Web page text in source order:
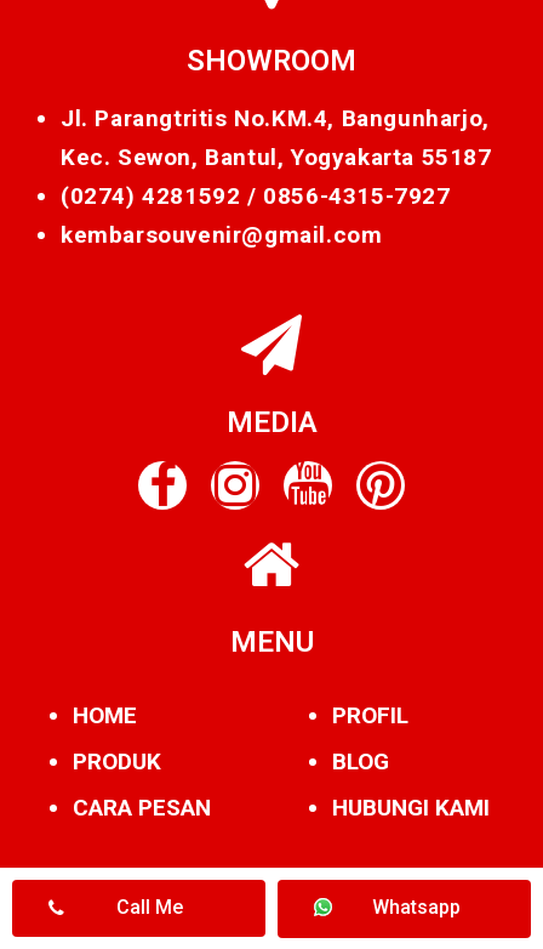
SHOWROOM
Jl. Parangtritis No.KM.4, Bangunharjo,
Kec. Sewon, Bantul, Yogyakarta 55187
(0274) 4281592 / 0856-4315-7927
kembarsouvenir@gmail.com
MEDIA
MENU
HOME
PRODUK
CARA PESAN
PROFIL
BLOG
HUBUNGI KAMI
Call Me Whatsapp